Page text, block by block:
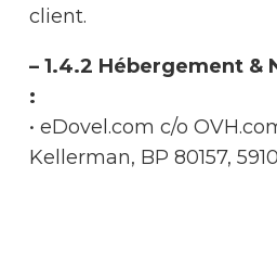
client.
– 1.4.2 Hébergement &
:
• eDovel.com c/o
Kellerman, BP 80157,